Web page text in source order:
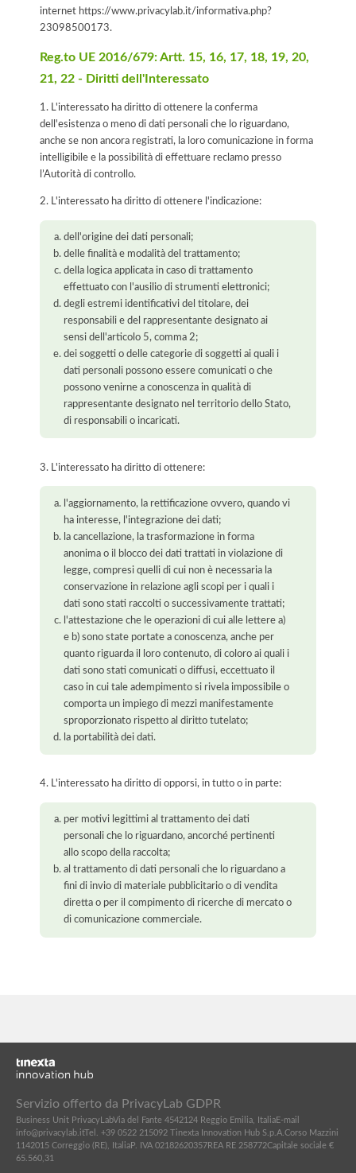
internet https://www.privacylab.it/informativa.php?
23098500173.
Reg.to UE 2016/679: Artt. 15, 16, 17, 18, 19, 20,
21, 22 - Diritti dell'Interessato
1. L'interessato ha diritto di ottenere la conferma
dell'esistenza o meno di dati personali che lo riguardano,
anche se non ancora registrati, la loro comunicazione in forma
intelligibile e la possibilità di effettuare reclamo presso
l’Autorità di controllo.
2. L'interessato ha diritto di ottenere l'indicazione:
dell'origine dei dati personali;
delle finalità e modalità del trattamento;
della logica applicata in caso di trattamento
effettuato con l'ausilio di strumenti elettronici;
degli estremi identificativi del titolare, dei
responsabili e del rappresentante designato ai
sensi dell'articolo 5, comma 2;
dei soggetti o delle categorie di soggetti ai quali i
dati personali possono essere comunicati o che
possono venirne a conoscenza in qualità di
rappresentante designato nel territorio dello Stato,
di responsabili o incaricati.
3. L'interessato ha diritto di ottenere:
l'aggiornamento, la rettificazione ovvero, quando vi
ha interesse, l'integrazione dei dati;
la cancellazione, la trasformazione in forma
anonima o il blocco dei dati trattati in violazione di
legge, compresi quelli di cui non è necessaria la
conservazione in relazione agli scopi per i quali i
dati sono stati raccolti o successivamente trattati;
l'attestazione che le operazioni di cui alle lettere a)
e b) sono state portate a conoscenza, anche per
quanto riguarda il loro contenuto, di coloro ai quali i
dati sono stati comunicati o diffusi, eccettuato il
caso in cui tale adempimento si rivela impossibile o
comporta un impiego di mezzi manifestamente
sproporzionato rispetto al diritto tutelato;
la portabilità dei dati.
4. L'interessato ha diritto di opporsi, in tutto o in parte:
per motivi legittimi al trattamento dei dati
personali che lo riguardano, ancorché pertinenti
allo scopo della raccolta;
al trattamento di dati personali che lo riguardano a
fini di invio di materiale pubblicitario o di vendita
diretta o per il compimento di ricerche di mercato o
di comunicazione commerciale.
Servizio offerto da PrivacyLab GDPR
Business Unit PrivacyLabVia del Fante 4542124 Reggio Emilia, ItaliaE-mail
info@privacylab.itTel. +39 0522 215092 Tinexta Innovation Hub S.p.A.Corso Mazzini
1142015 Correggio (RE), ItaliaP. IVA 02182620357REA RE 258772Capitale sociale €
65.560,31